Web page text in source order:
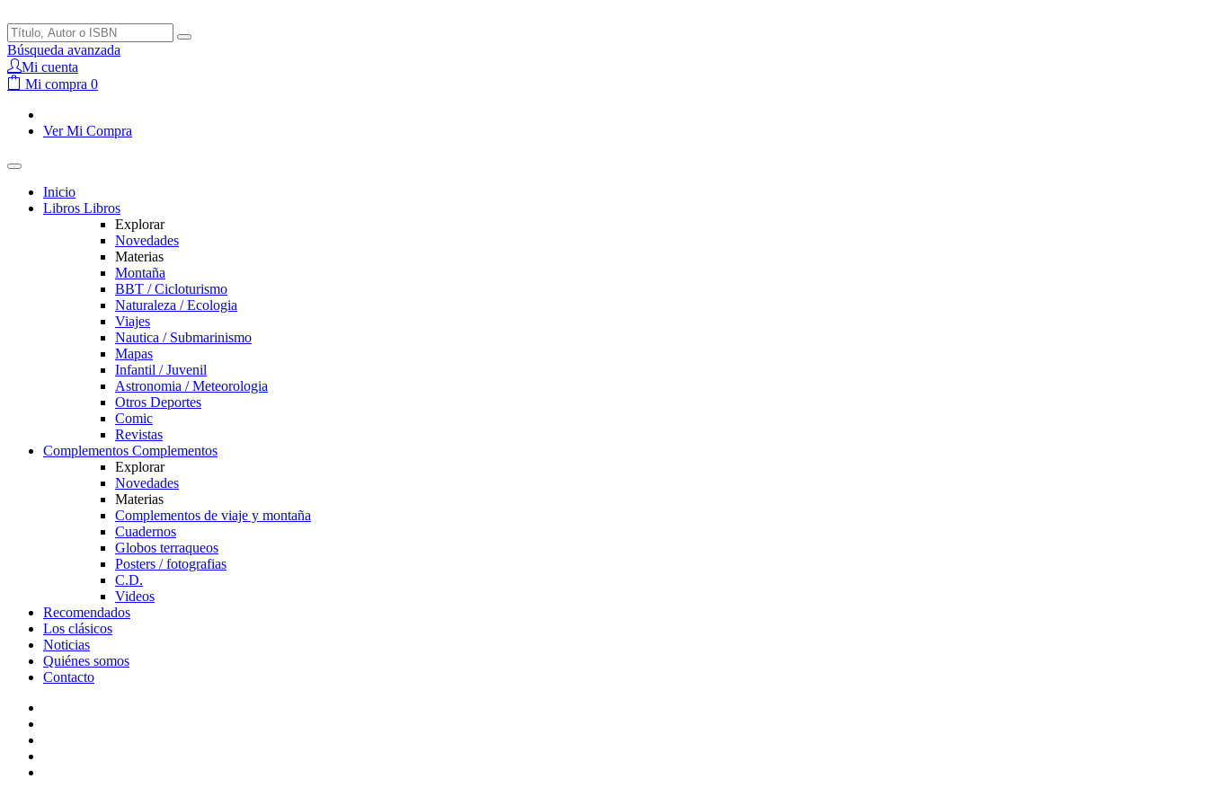
Búsqueda avanzada
Mi cuenta
Mi compra 0
Ver Mi Compra
Inicio
Libros Libros
Explorar
Novedades
Materias
Montaña
BBT / Cicloturismo
Naturaleza / Ecologia
Viajes
Nautica / Submarinismo
Mapas
Infantil / Juvenil
Astronomia / Meteorologia
Otros Deportes
Comic
Revistas
Complementos Complementos
Explorar
Novedades
Materias
Complementos de viaje y montaña
Cuadernos
Globos terraqueos
Posters / fotografias
C.D.
Videos
Recomendados
Los clásicos
Noticias
Quiénes somos
Contacto